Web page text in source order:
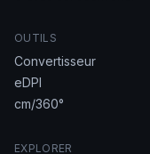
OUTILS
Convertisseur
eDPI
cm/360°
EXPLORER